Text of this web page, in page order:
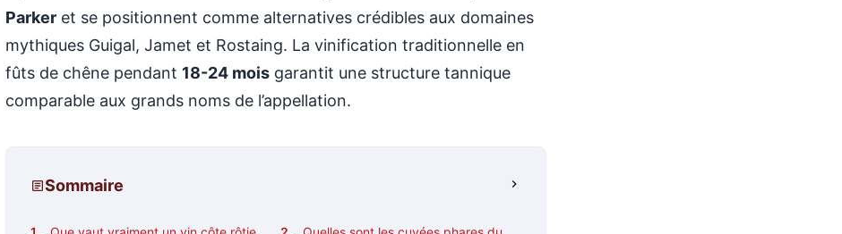
Parker et se positionnent comme alternatives crédibles aux domaines
mythiques Guigal, Jamet et Rostaing. La vinification traditionnelle en
fûts de chêne pendant 18-24 mois garantit une structure tannique
comparable aux grands noms de l’appellation.
Sommaire